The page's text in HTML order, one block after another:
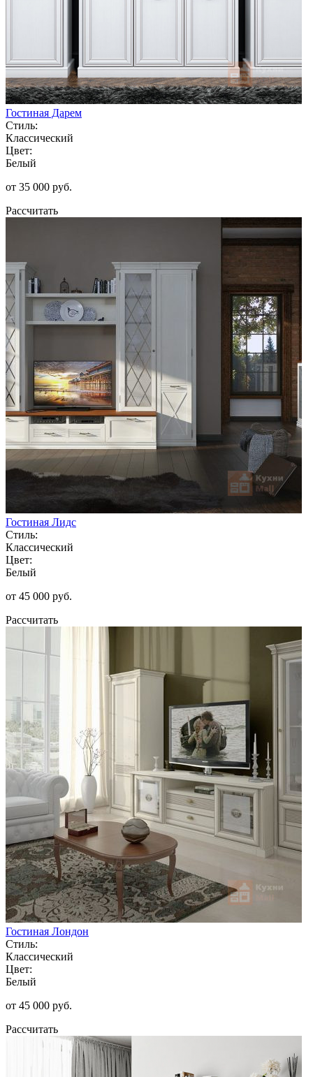
Гостиная Дарем
Стиль:
Классический
Цвет:
Белый
от 35 000 руб.
Рассчитать
Гостиная Лидс
Стиль:
Классический
Цвет:
Белый
от 45 000 руб.
Рассчитать
Гостиная Лондон
Стиль:
Классический
Цвет:
Белый
от 45 000 руб.
Рассчитать